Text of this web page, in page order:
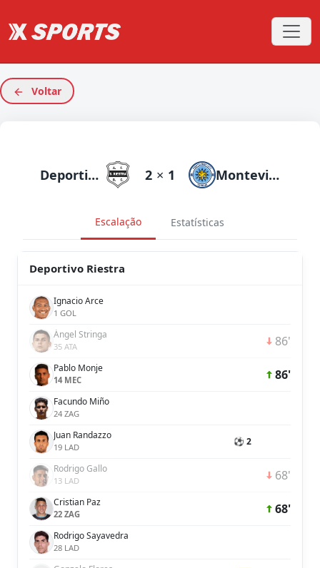
Voltar
Deportivo Riestra 2 × 1 Montevideo City Torque
Escalação Estatísticas
Deportivo Riestra
Ignacio Arce
1 GOL
Ángel Stringa
35 ATA 86'
Pablo Monje
14 MEC 86'
Facundo Miño
24 ZAG
Juan Randazzo
19 LAD ⚽ 2
Rodrigo Gallo
13 LAD 68'
Cristian Paz
22 ZAG 68'
Rodrigo Sayavedra
28 LAD